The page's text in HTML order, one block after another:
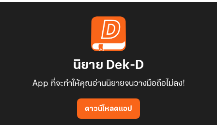
นิยาย Dek-D
App ที่จะทำให้คุณอ่านนิยายจนวางมือถือไม่ลง!
ดาวน์โหลดแอป